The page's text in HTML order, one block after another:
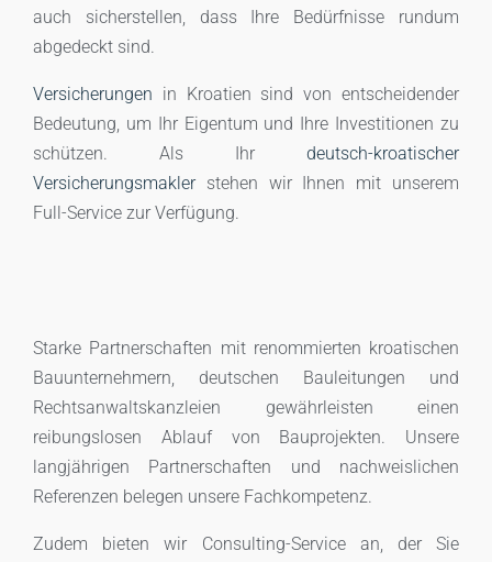
auch sicherstellen, dass Ihre Bedürfnisse rundum
abgedeckt sind.
Versicherungen in Kroatien sind von entscheidender
Bedeutung, um Ihr Eigentum und Ihre Investitionen zu
schützen. Als Ihr deutsch-kroatischer
Versicherungsmaklerstehen wir Ihnen mit unserem
Full-Service zur Verfügung.
Starke Partnerschaften mit renommierten kroatischen
Bauunternehmern, deutschen Bauleitungen und
Rechtsanwaltskanzleien gewährleisten einen
reibungslosen Ablauf von Bauprojekten. Unsere
langjährigen Partnerschaften und nachweislichen
Referenzen belegen unsere Fachkompetenz.
Zudem bieten wir Consulting-Service an, der Sie